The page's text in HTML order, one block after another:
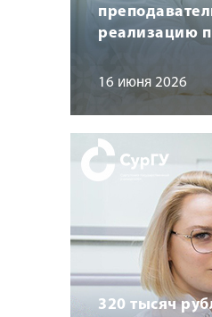
реализацию
16 июня 2026
320 тысяч